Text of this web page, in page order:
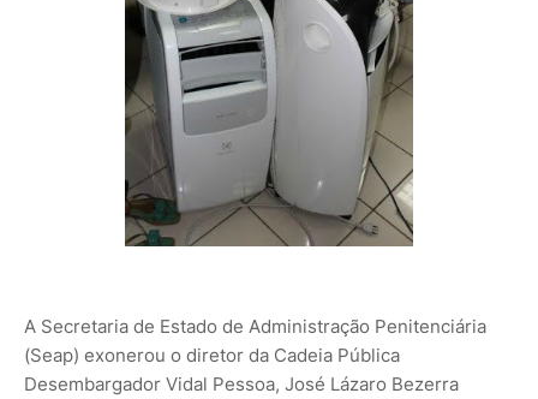
A Secretaria de Estado de Administração Penitenciária
(Seap) exonerou o diretor da Cadeia Pública
Desembargador Vidal Pessoa, José Lázaro Bezerra